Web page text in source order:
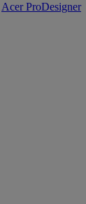
Acer ProDesigner